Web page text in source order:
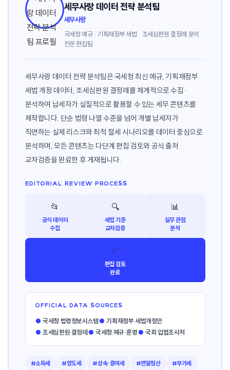
세무사랑 데이터 전략 분석팀
세무사랑
국세청 예규 · 기획재정부 세법 · 조세심판원 결정례 분석
전문 편집팀
세무사랑 데이터 전략 분석팀은 국세청 최신 예규, 기획재정부
세법 개정 데이터, 조세심판원 결정례를 체계적으로 수집·
분석하여 납세자가 실질적으로 활용할 수 있는 세무 콘텐츠를
제작합니다. 단순 법령 나열 수준을 넘어 개별 납세자가
직면하는 실제 리스크와 최적 절세 시나리오를 데이터 중심으로
분석하며, 모든 콘텐츠는 다단계 편집 검토와 공식 출처
교차검증을 완료한 후 게재됩니다.
EDITORIAL REVIEW PROCESS
📂
공식 데이터
수집
🔍
세법 기준
교차검증
📊
실무 관점
분석
✅
편집 검토
완료
OFFICIAL DATA SOURCES
● 국세청 법령정보시스템● 기획재정부 세법개정안
● 조세심판원 결정례 ● 국세청 예규·훈령● 국회 입법조사처
#소득세 #양도세 #상속·증여세 #연말정산 #부가세